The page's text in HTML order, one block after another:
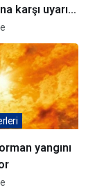
karşı uyarı:
yeter’
yangını